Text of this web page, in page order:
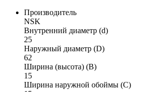
Производитель
NSK
Внутренний диаметр (d)
25
Наружный диаметр (D)
62
Ширина (высота) (B)
15
Ширина наружной обоймы (C)